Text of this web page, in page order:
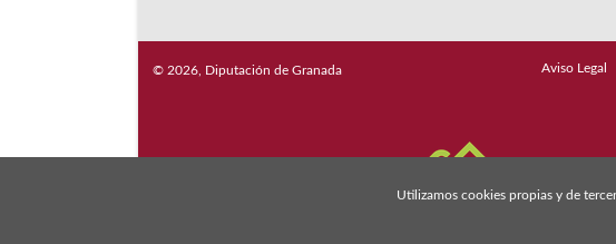
© 2026, Diputación de Granada Aviso Legal
Utilizamos cookies propias y de